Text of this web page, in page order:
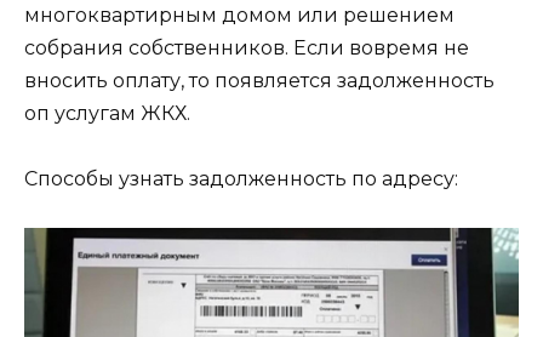
многоквартирным домом или решением
собрания собственников. Если вовремя не
вносить оплату, то появляется задолженность
оп услугам ЖКХ.
Способы узнать задолженность по адресу: